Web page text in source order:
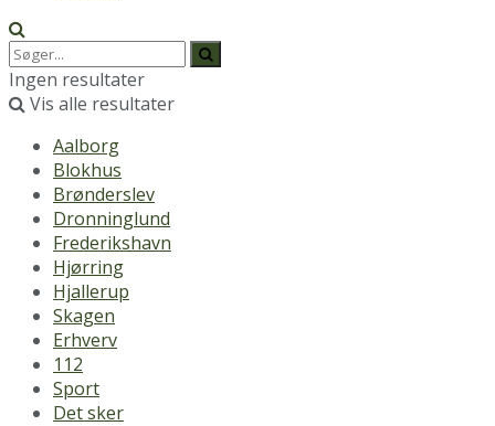
Ingen resultater
Vis alle resultater
Aalborg
Blokhus
Brønderslev
Dronninglund
Frederikshavn
Hjørring
Hjallerup
Skagen
Erhverv
112
Sport
Det sker